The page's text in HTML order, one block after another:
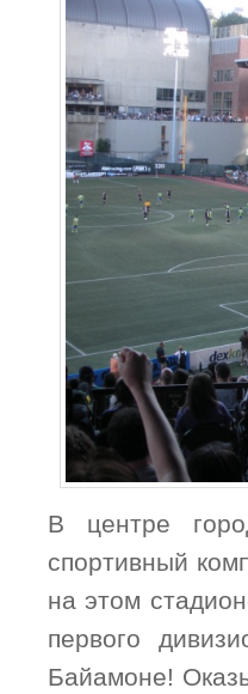
В центре
спортивный
на этом
первого
Байамоне!